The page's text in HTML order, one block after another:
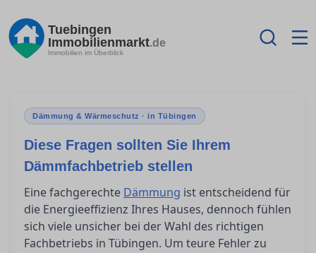
Tuebingen
Immobilienmarkt.de
Immobilien im Überblick
Dämmung & Wärmeschutz · in Tübingen
Diese Fragen sollten Sie Ihrem
Dämmfachbetrieb stellen
Eine fachgerechte Dämmung ist entscheidend für
die Energieeffizienz Ihres Hauses, dennoch fühlen
sich viele unsicher bei der Wahl des richtigen
Fachbetriebs in Tübingen. Um teure Fehler zu